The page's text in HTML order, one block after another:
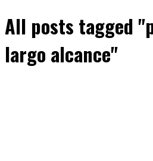
All posts tagged
largo alcance"